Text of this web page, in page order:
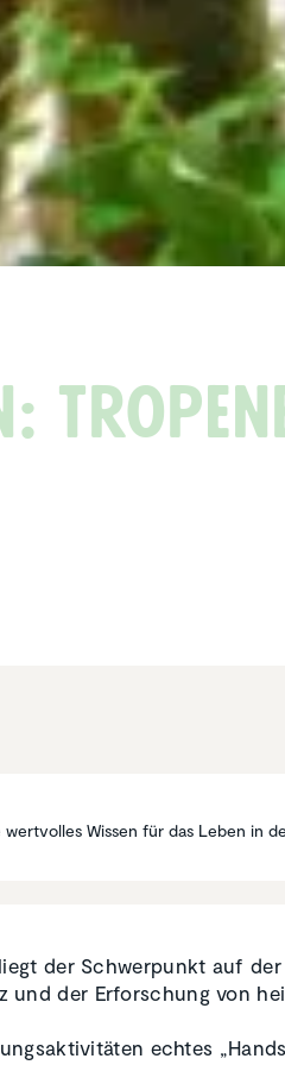
Wissen für das Leben in
der Schwerpunkt auf
und der Erforschung von
echtes